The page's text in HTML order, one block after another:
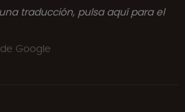
traducción, pulsa aquí para el
Google